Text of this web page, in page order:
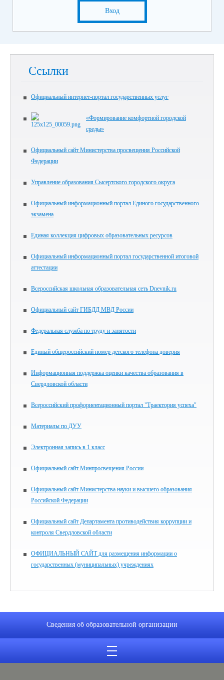
Вход
Ссылки
Официальный интернет-портал государственных услуг
«Формирование комфортной городской
среды»
Официальный сайт Министерства просвещения Российской
Федерации
Управление образования Сысертского городского округа
Официальный информационный портал Единого государственного
экзамена
Единая коллекция цифровых образовательных ресурсов
Официальный информационный портал государственной итоговой
аттестации
Всероссийская школьная образовательная сеть Dnevnik.ru
Официальный сайт ГИБДД МВД России
Федеральная служба по труду и занятости
Единый общероссийский номер детского телефона доверия
Информационная поддержка оценки качества образования в
Свердловской области
Всероссийский профориентационный портал "Траектория успеха"
Материалы по ДУУ
Электронная запись в 1 класс
Официальный сайт Минпросвещения России
Официальный сайт Министерства науки и высшего образования
Российской Федерации
Официальный сайт Департамента противодействия коррупции и
контроля Свердловской области
ОФИЦИАЛЬНЫЙ САЙТ для размещения информации о
государственных (муниципальных) учреждениях
Сведения об образовательной организации